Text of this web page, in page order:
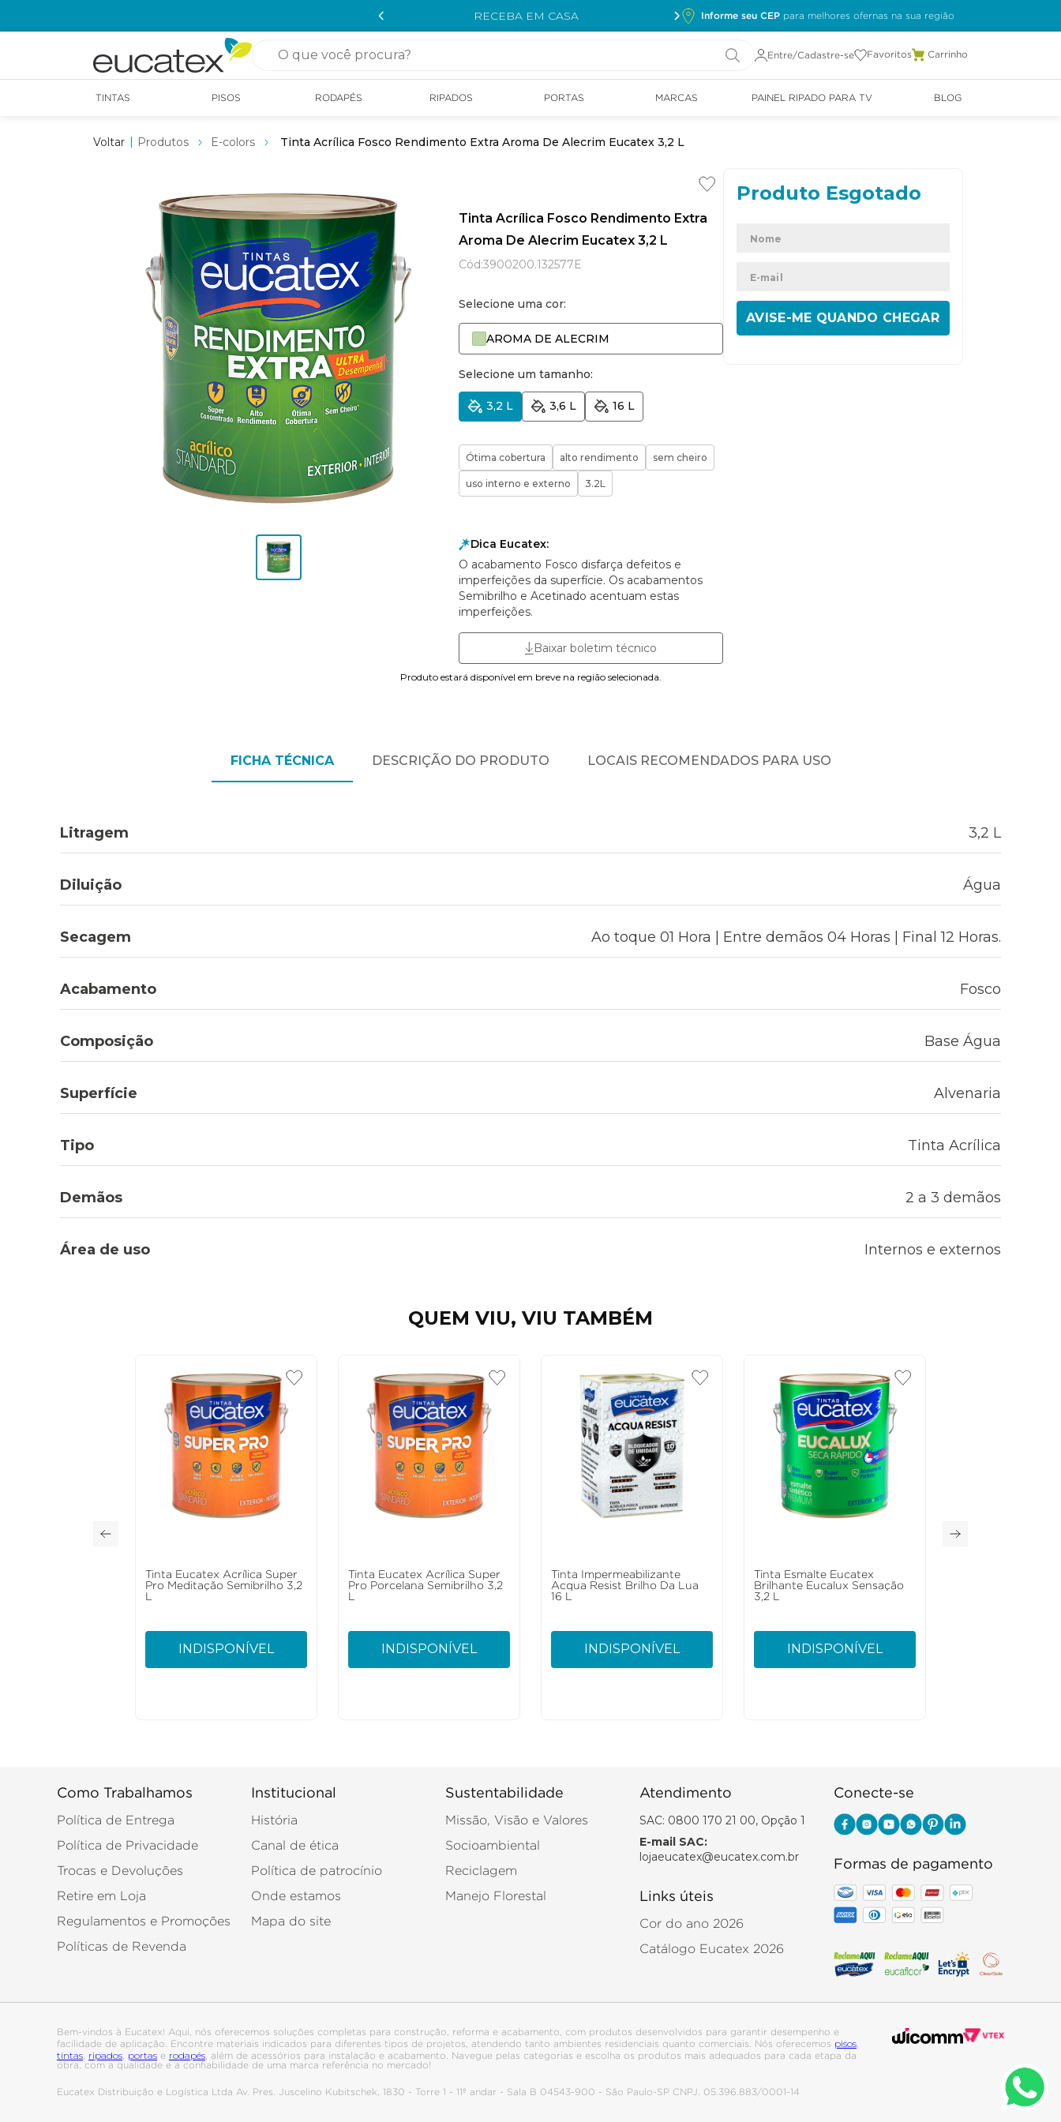
RECEBA EM CASA Informe seu CEP
O que você procura?
Entre/Cadastre-se Favoritos
TINTAS PISOS RODAPÉS RIPADOS PORTAS MARCAS PAINEL RIPADO PARA TV BLOG
Produtos E-colors Tinta Acrílica Fosco Rendimento Extra Aroma De Alecrim Eucatex 3,2 L
Tinta Acrílica Fosco Rendimento Extra
Aroma De Alecrim Eucatex 3,2 L
Cód:3900200.132577E
Selecione uma cor:
AROMA DE ALECRIM
Selecione um tamanho:
3,2 L 3,6 L 16 L
Ótima cobertura alto rendimento sem cheiro
uso interno e externo 3.2L
Dica Eucatex:
O acabamento Fosco disfarça defeitos e
imperfeições da superfície. Os acabamentos
Semibrilho e Acetinado acentuam estas
imperfeições.
Baixar boletim técnico
ENVIAR
Produto estará disponível em breve na região selecionada.
FICHA TÉCNICA DESCRIÇÃO DO PRODUTO LOCAIS RECOMENDADOS PARA USO
Litragem 3,2 L
Diluição Água
Secagem Ao toque 01 Hora | Entre demãos 04 Horas | Final 12 Horas.
Acabamento Fosco
Composição Base Água
Superfície Alvenaria
Tipo Tinta Acrílica
Demãos 2 a 3 demãos
Área de uso Internos e externos
QUEM VIU, VIU TAMBÉM
Tinta Eucatex Acrílica Super
Pro Meditação Semibrilho 3,2
INDISPONÍVEL
Tinta Eucatex Acrílica Super
Pro Porcelana Semibrilho 3,2
INDISPONÍVEL
Tinta Impermeabilizante
Acqua Resist Brilho Da Lua
16 L
INDISPONÍVEL
Tinta Esmalte Eucatex
Brilhante Eucalux Sensação
3,2 L
INDISPONÍVEL
Como Trabalhamos
Política de Entrega
Política de Privacidade
Trocas e Devoluções
Retire em Loja
Regulamentos e Promoções
Políticas de Revenda
Institucional
História
Canal de ética
Política de patrocínio
Onde estamos
Mapa do site
Sustentabilidade
Missão, Visão e Valores
Socioambiental
Reciclagem
Manejo Florestal
Atendimento
SAC: 0800 170 21 00, Opção 1
E-mail SAC:
lojaeucatex@eucatex.com.br
Links úteis
Cor do ano 2026
Catálogo Eucatex 2026
Conecte-se
Formas de pagamento
Bem-vindos à Eucatex! Aqui, nós oferecemos soluções completas para construção, reforma e acabamento, com produtos desenvolvidos para garantir desempenho e
facilidade de aplicação. Encontre materiais indicados para diferentes tipos de projetos, atendendo tanto ambientes residenciais quanto comerciais. Nós oferecemos pisos
tintas ripados portas e rodapés , além de acessórios para instalação e acabamento. Navegue pelas categorias e escolha os produtos mais adequados para cada etapa da
obra, com a qualidade e a confiabilidade de uma marca referência no mercado!
Eucatex Distribuição e Logística Ltda Av. Pres. Juscelino Kubitschek, 1830 - Torre 1 - 11º andar - Sala B 04543-900 - São Paulo-SP CNPJ. 05.396.883/0001-14